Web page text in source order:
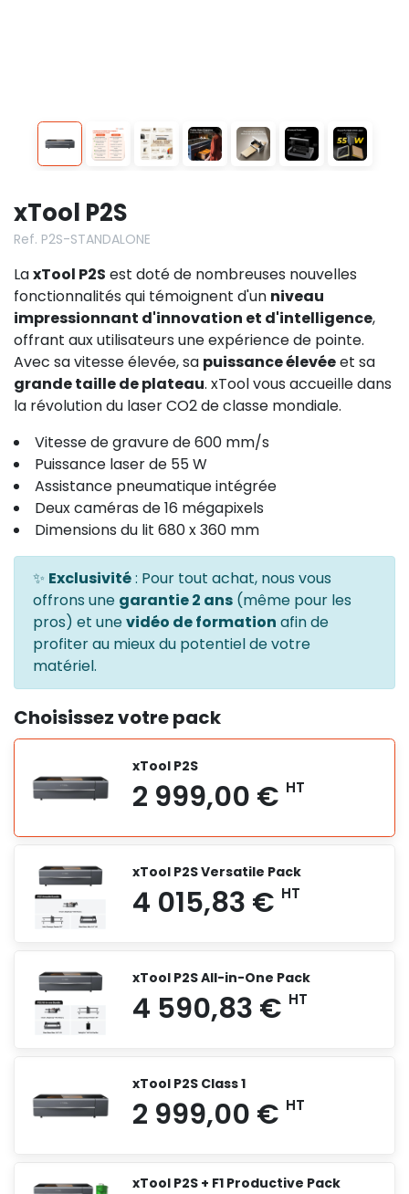
xTool P2S
Ref. P2S-STANDALONE
LaxTool P2S est doté de nombreuses nouvelles
fonctionnalités qui témoignent d'un niveau
impressionnant d'innovation et d'intelligence,
offrant aux utilisateurs une expérience de pointe.
Avec sa vitesse élevée, sa puissance élevéeet sa
grande taille de plateau. xTool vous accueille dans
la révolution du laser CO2 de classe mondiale.
Vitesse de gravure de 600 mm/s
Puissance laser de 55 W
Assistance pneumatique intégrée
Deux caméras de 16 mégapixels
Dimensions du lit 680 x 360 mm
✨ Exclusivité: Pour tout achat, nous vous
offrons une garantie 2 ans (même pour les
pros) et unevidéo de formation afin de
profiter au mieux du potentiel de votre
matériel.
Choisissez votre pack
xTool P2S
2 999,00 €
xTool P2S Versatile Pack
xTool P2S All-in-One Pack
xTool P2S Class 1
xTool P2S + F1 Productive Pack